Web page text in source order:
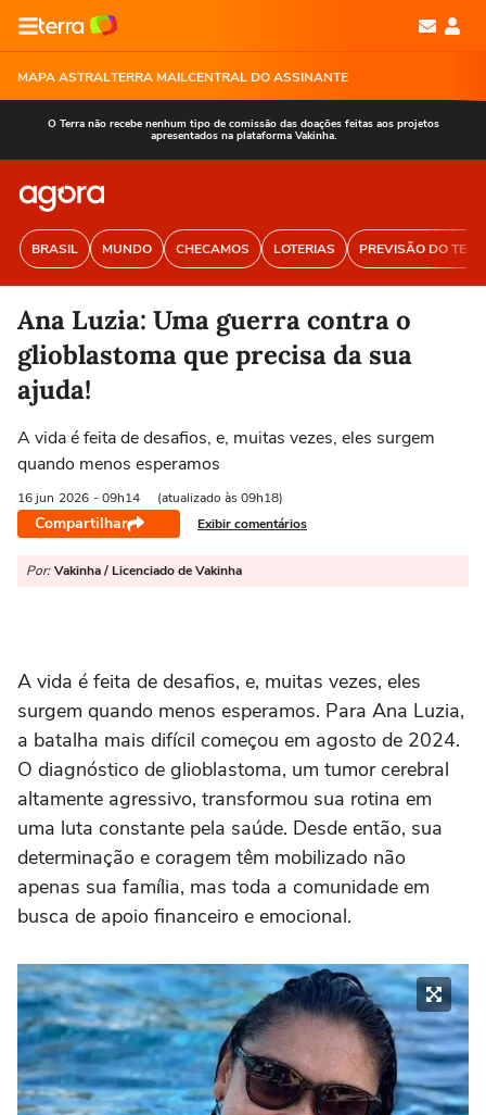
MAPA ASTRALTERRA MAILCENTRAL DO ASSINANTE
O Terra não recebe nenhum tipo de comissão das doações feitas aos projetos
apresentados na plataforma Vakinha.
BRASIL MUNDO CHECAMOS LOTERIAS PREVISÃO DO
Ana Luzia: Uma guerra contra o
glioblastoma que precisa da sua
ajuda!
A vida é feita de desafios, e, muitas vezes, eles surgem
quando menos esperamos
16 jun 2026 - 09h14 (atualizado às 09h18)
Compartilhar Exibir comentários
Por: Vakinha / Licenciado de Vakinha
A vida é feita de desafios, e, muitas vezes, eles
surgem quando menos esperamos. Para Ana Luzia,
a batalha mais difícil começou em agosto de 2024.
O diagnóstico de glioblastoma, um tumor cerebral
altamente agressivo, transformou sua rotina em
uma luta constante pela saúde. Desde então, sua
determinação e coragem têm mobilizado não
apenas sua família, mas toda a comunidade em
busca de apoio financeiro e emocional.